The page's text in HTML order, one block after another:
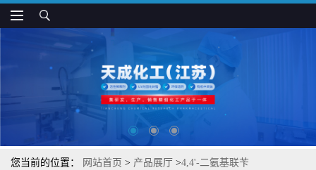
您当前的位置： 网站首页 > 产品展厅 >4,4'-二氨基联苄